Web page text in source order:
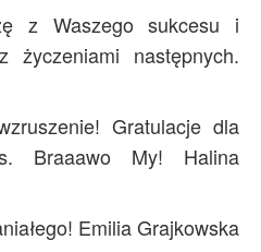
z Waszego sukcesu i
życzeniami następnych.
Gratulacje dla
Braaawo My! Halina
Emilia Grajkowska